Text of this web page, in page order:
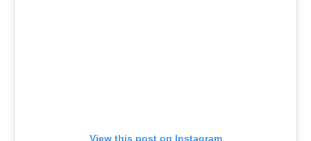
View this post on Instagram